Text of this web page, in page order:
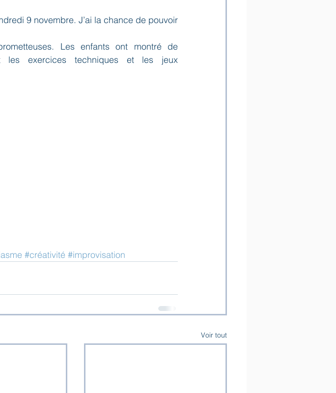
9 novembre. J’ai la chance de pouvoir
Les enfants ont montré de
les exercices techniques et les jeux
#créativité #improvisation
Voir tout